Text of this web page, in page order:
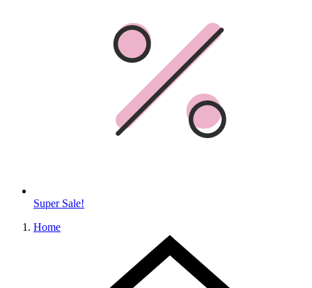
Super Sale!
Home